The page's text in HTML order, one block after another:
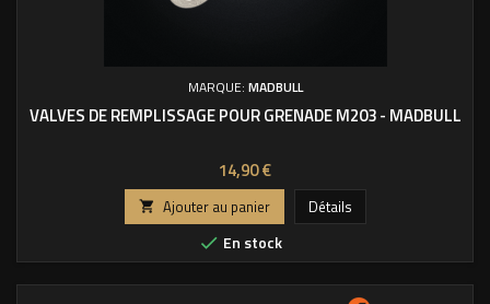
MARQUE: MADBULL
VALVES DE REMPLISSAGE POUR GRENADE M203 - MADBULL
Prix
14,90 €
 Ajouter au panier
Détails
 En stock